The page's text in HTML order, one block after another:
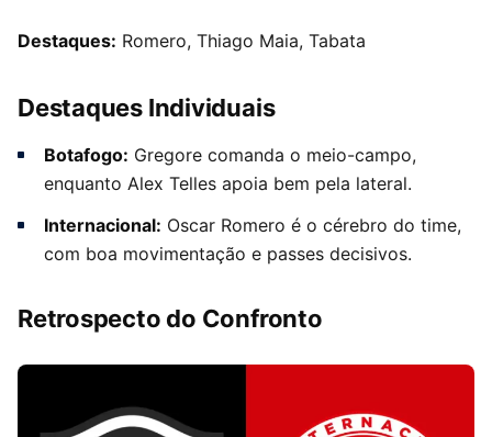
Destaques: Romero, Thiago Maia, Tabata
Destaques Individuais
Botafogo: Gregore comanda o meio-campo,
enquanto Alex Telles apoia bem pela lateral.
Internacional: Oscar Romero é o cérebro do time,
com boa movimentação e passes decisivos.
Retrospecto do Confronto